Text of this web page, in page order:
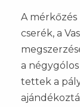
A
cserék, a
a
tettek a